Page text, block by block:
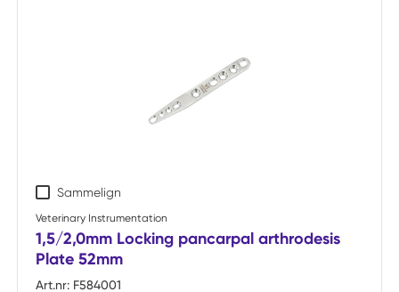
Sammelign
Veterinary Instrumentation
1,5/2,0mm Locking pancarpal arthrodesis
Plate 52mm
Art.nr: F584001